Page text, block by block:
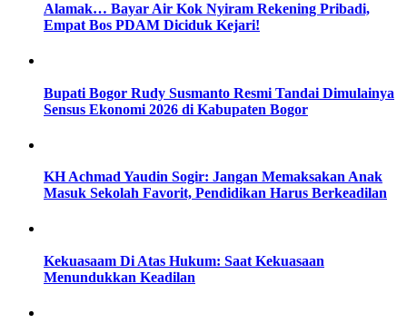
Alamak… Bayar Air Kok Nyiram Rekening Pribadi,
Empat Bos PDAM Diciduk Kejari!
Bupati Bogor Rudy Susmanto Resmi Tandai Dimulainya
Sensus Ekonomi 2026 di Kabupaten Bogor
KH Achmad Yaudin Sogir: Jangan Memaksakan Anak
Masuk Sekolah Favorit, Pendidikan Harus Berkeadilan
Kekuasaam Di Atas Hukum: Saat Kekuasaan
Menundukkan Keadilan